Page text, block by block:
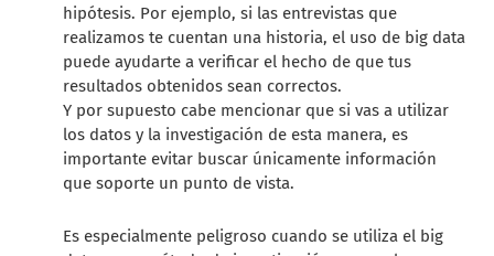
hipótesis. Por ejemplo, si las entrevistas que
realizamos te cuentan una historia, el uso de big data
puede ayudarte a verificar el hecho de que tus
resultados obtenidos sean correctos.
Y por supuesto cabe mencionar que si vas a utilizar
los datos y la investigación de esta manera, es
importante evitar buscar únicamente información
que soporte un punto de vista.
Es especialmente peligroso cuando se utiliza el big